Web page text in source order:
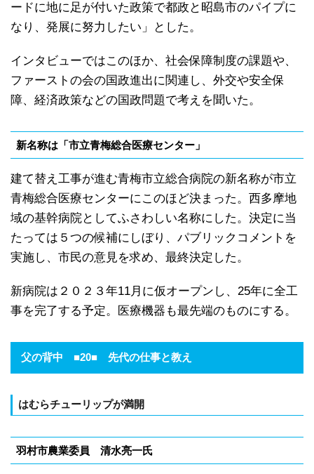
ードに地に足が付いた政策で都政と昭島市のパイプに
なり、発展に努力したい」とした。
インタビューではこのほか、社会保障制度の課題や、
ファーストの会の国政進出に関連し、外交や安全保
障、経済政策などの国政問題で考えを聞いた。
新名称は「市立青梅総合医療センター」
建て替え工事が進む青梅市立総合病院の新名称が市立
青梅総合医療センターにこのほど決まった。西多摩地
域の基幹病院としてふさわしい名称にした。決定に当
たっては５つの候補にしぼり、パブリックコメントを
実施し、市民の意見を求め、最終決定した。
新病院は２０２３年11月に仮オープンし、25年に全工
事を完了する予定。医療機器も最先端のものにする。
父の背中 ■20■ 先代の仕事と教え
はむらチューリップが満開
羽村市農業委員 清水亮一氏